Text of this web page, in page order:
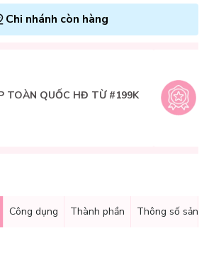
Chi nhánh còn hàng
TOÀN QUỐC HĐ TỪ #199K
Công dụng Thành phần Thông số sản